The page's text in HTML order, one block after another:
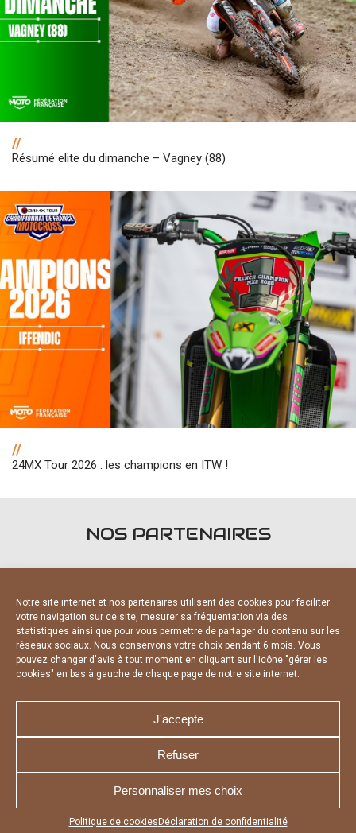
Notre site internet et nos partenaires utilisent des cookies pour faciliter
votre navigation sur ce site, mesurer sa fréquentation via des
statistiques ainsi que pour vous permettre de partager du contenu sur les
réseaux sociaux. Nous conservons votre choix pendant 6 mois. Vous
pouvez changer d'avis à tout moment en cliquant sur l'icône "gérer les
cookies" en bas à gauche de chaque page de notre site internet.
J'accepte
Refuser
Personnaliser mes choix
Politique de cookies Déclaration de confidentialité
Appuyez sur le bouton partager en bas de votre
//
Résumé elite du dimanche – Vagney (88)
//
24MX Tour 2026 : les champions en ITW !
NOS PARTENAIRES
PARTENAIRES OFFICIELS
NOUS CONTACTER
MENTIONS LÉGALES
CHARTE DE CONFIDENTIALITÉ
DÉCLARATION DE CONFIDENTIALITÉ
RÉALISÉ PAR L’AGENCE WEB A3 WEB